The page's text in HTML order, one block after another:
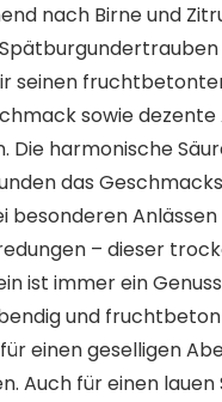
nach Birne und
seinen
sowie dezente
Die harmonische
das
besonderen
– dieser
ist immer ein
und
einen geselligen
Auch für einen